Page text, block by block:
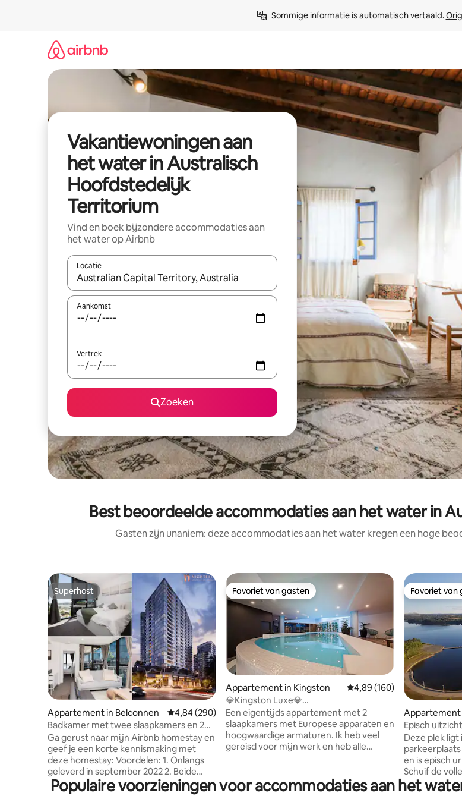
Sommige informatie is automatisch vertaald.
Vakantiewoningen aan
het water in Australisch
Hoofdstedelijk
Territorium
Vind en boek bijzondere accommodaties aan
het water op Airbnb
Locatie
Wanneer er suggesties beschikbaar zijn, maak je een keuze met je de pijltjestoetsen omhoog en
Aankomst
Vertrek
Zoeken
Best beoordeelde accommodaties aan het water in
Gasten zijn unaniem: deze accommodaties aan het water kregen een hoge
Superhost
Superhost
Appartement in Belconnen Gemiddelde beoordeling van 4,84 uit 5, 290 recensies
4,84 (290)
Badkamer met twee slaapkamers en 2
badkamers (twee queensize bedden van
1,8 * 2,0 queensize bedden; 10 minuten
rijden naar het centrum)
Ga gerust naar mijn Airbnb homestay en
geef je een korte kennismaking met
deze homestay: Voordelen: 1. Onlangs
geleverd in september 2022 2. Beide
slaapkamers hebben queensize bedden
van 183 x 203 cm met veermatrassen 3.
Favoriet van gasten
Favoriet van gasten
Appartement in Kingston Gemiddelde beoordeling
4,89 (160)
💎Kingston Luxe💎
2BR✅Pool✅Parking✅Wifi✅BBQ✅Wine
Een eigentijds appartement met 2
slaapkamers met Europese apparaten en
hoogwaardige armaturen. Ik heb veel
gereisd voor mijn werk en heb alle
toch onmogelijk te vinden in één ruimte
🔹 Kingsize bed in grote slaapkamer met
Favoriet van
Favoriet van
Appartement
Episch
Deze plek ligt
en is episch
Schuif de
— perfect
ochtend of
Populaire voorzieningen voor accommodaties aan het